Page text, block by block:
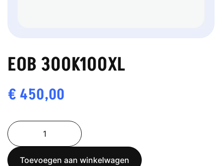
EOB 300K100XL
€ 450,00
EOB
300K100XL
aantal
Toevoegen aan winkelwagen